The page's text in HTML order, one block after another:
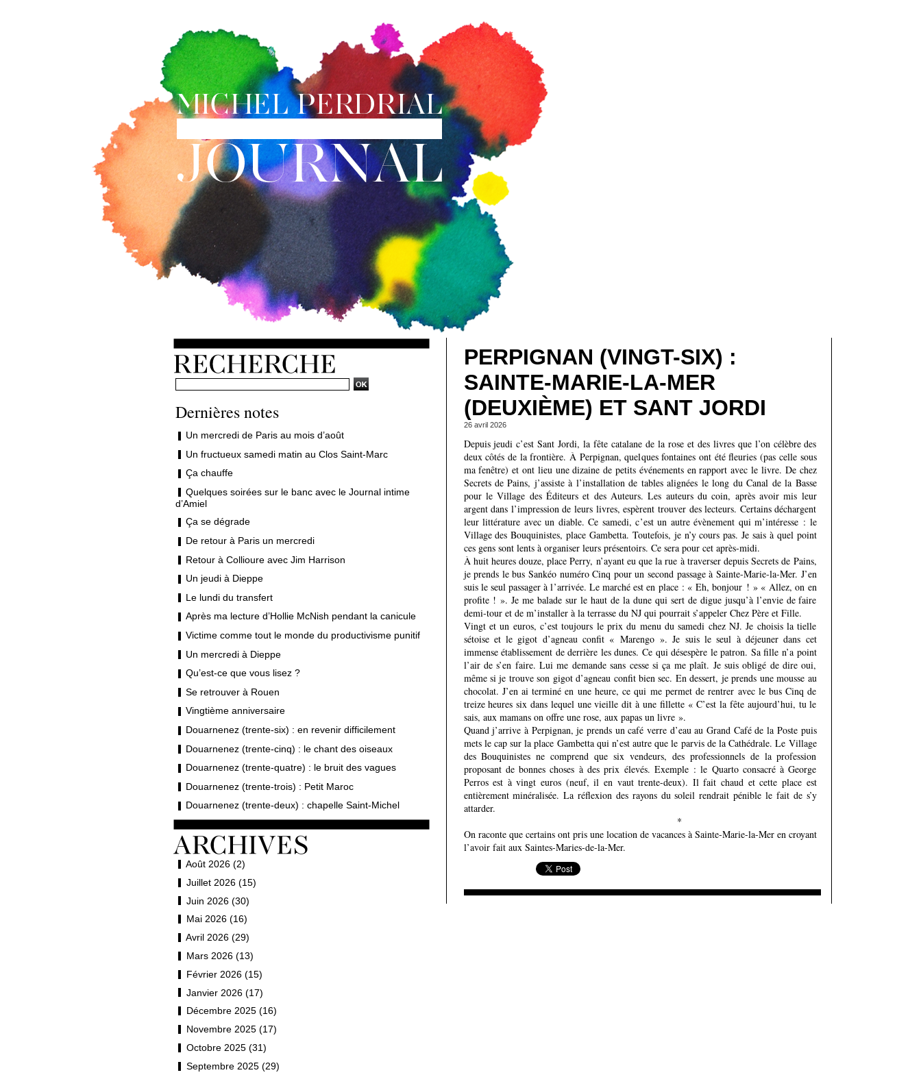
Dernières notes
Un mercredi de Paris au mois d’août
Un fructueux samedi matin au Clos Saint-Marc
Ça chauffe
Quelques soirées sur le banc avec le Journal intime
d’Amiel
Ça se dégrade
De retour à Paris un mercredi
Retour à Collioure avec Jim Harrison
Un jeudi à Dieppe
Le lundi du transfert
Après ma lecture d’Hollie McNish pendant la canicule
Victime comme tout le monde du productivisme punitif
Un mercredi à Dieppe
Qu’est-ce que vous lisez ?
Se retrouver à Rouen
Vingtième anniversaire
Douarnenez (trente-six) : en revenir difficilement
Douarnenez (trente-cinq) : le chant des oiseaux
Douarnenez (trente-quatre) : le bruit des vagues
Douarnenez (trente-trois) : Petit Maroc
Douarnenez (trente-deux) : chapelle Saint-Michel
Août 2026 (2)
Juillet 2026 (15)
Juin 2026 (30)
Mai 2026 (16)
Avril 2026 (29)
Mars 2026 (13)
Février 2026 (15)
Janvier 2026 (17)
Décembre 2025 (16)
Novembre 2025 (17)
Octobre 2025 (31)
Septembre 2025 (29)
PERPIGNAN (VINGT-SIX) :
SAINTE-MARIE-LA-MER
(DEUXIÈME) ET SANT JORDI
26 avril 2026
Depuis jeudi c’est Sant Jordi, la fête catalane de la rose et des livres que l’on célèbre des
deux côtés de la frontière. À Perpignan, quelques fontaines ont été fleuries (pas celle sous
ma fenêtre) et ont lieu une dizaine de petits événements en rapport avec le livre. De chez
Secrets de Pains, j’assiste à l’installation de tables alignées le long du Canal de la Basse
pour le Village des Éditeurs et des Auteurs. Les auteurs du coin, après avoir mis leur
argent dans l’impression de leurs livres, espèrent trouver des lecteurs. Certains déchargent
leur littérature avec un diable. Ce samedi, c’est un autre évènement qui m’intéresse : le
Village des Bouquinistes, place Gambetta. Toutefois, je n’y cours pas. Je sais à quel point
ces gens sont lents à organiser leurs présentoirs. Ce sera pour cet après-midi.
À huit heures douze, place Perry, n’ayant eu que la rue à traverser depuis Secrets de Pains,
je prends le bus Sankéo numéro Cinq pour un second passage à Sainte-Marie-la-Mer. J’en
suis le seul passager à l’arrivée. Le marché est en place : « Eh, bonjour ! » « Allez, on en
profite ! ». Je me balade sur le haut de la dune qui sert de digue jusqu’à l’envie de faire
demi-tour et de m’installer à la terrasse du NJ qui pourrait s’appeler Chez Père et Fille.
Vingt et un euros, c’est toujours le prix du menu du samedi chez NJ. Je choisis la tielle
sétoise et le gigot d’agneau confit « Marengo ». Je suis le seul à déjeuner dans cet
immense établissement de derrière les dunes. Ce qui désespère le patron. Sa fille n’a point
l’air de s’en faire. Lui me demande sans cesse si ça me plaît. Je suis obligé de dire oui,
même si je trouve son gigot d’agneau confit bien sec. En dessert, je prends une mousse au
chocolat. J’en ai terminé en une heure, ce qui me permet de rentrer avec le bus Cinq de
treize heures six dans lequel une vieille dit à une fillette « C’est la fête aujourd’hui, tu le
sais, aux mamans on offre une rose, aux papas un livre ».
Quand j’arrive à Perpignan, je prends un café verre d’eau au Grand Café de la Poste puis
mets le cap sur la place Gambetta qui n’est autre que le parvis de la Cathédrale. Le Village
des Bouquinistes ne comprend que six vendeurs, des professionnels de la profession
proposant de bonnes choses à des prix élevés. Exemple : le Quarto consacré à George
Perros est à vingt euros (neuf, il en vaut trente-deux). Il fait chaud et cette place est
entièrement minéralisée. La réflexion des rayons du soleil rendrait pénible le fait de s’y
attarder.
*
On raconte que certains ont pris une location de vacances à Sainte-Marie-la-Mer en croyant
l’avoir fait aux Saintes-Maries-de-la-Mer.